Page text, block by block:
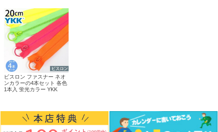
ビスロン ファスナー ネオ
ンカラーの4本セット 各色
1本入 蛍光カラー YKK